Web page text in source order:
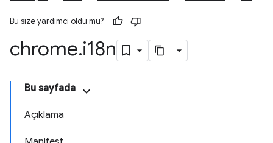
Bu size yardımcı oldu mu?
chrome.i18n
Bu sayfada
Açıklama